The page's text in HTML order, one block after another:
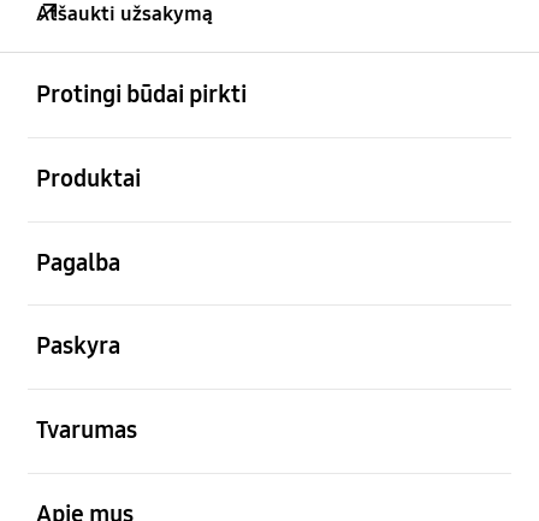
Atšaukti užsakymą
Protingi būdai pirkti
Produktai
Pagalba
Paskyra
Tvarumas
Apie mus